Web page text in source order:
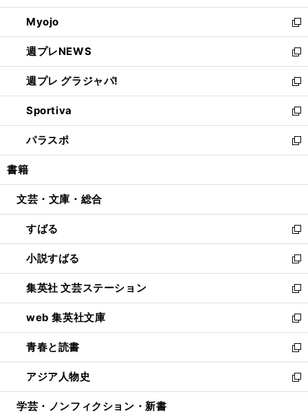
開
く
ウ
で
開
く
ン
ド
ウ
で
開
く
ウ
ィ
ン
ド
ウ
で
開
く
Myojo
新
し
い
ウ
ィ
ン
ド
ウ
で
開
週プレNEWS
新
し
い
ウ
ィ
ン
ド
ウ
開
週プレ グラジャパ!
新
し
い
ウ
ィ
ン
ウ
開
く
Sportiva
新
し
い
ウ
ン
ウ
で
開
く
パラスポ
新
し
ウ
ン
ド
ウ
で
開
く
書籍
文芸・文庫・総合
すばる
新
し
い
ウ
ィ
ン
ド
ウ
で
開
く
小説すばる
新
し
い
ウ
ィ
ン
ド
ウ
で
開
集英社 文芸ステーション
新
し
い
ウ
ィ
ン
ド
ウ
web 集英社文庫
新
し
い
ウ
ィ
ン
青春と読書
新
し
い
ウ
アジア人物史
新
し
学芸・ノンフィクション・新書